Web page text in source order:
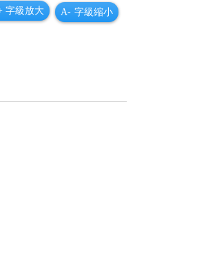
字級放大 A- 字級縮小